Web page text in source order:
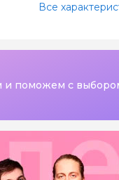
Все
и поможем с